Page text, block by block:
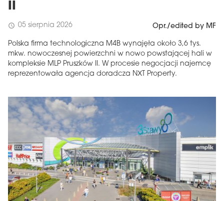
II
schedule 05 sierpnia 2026 Opr./edited by MF
Polska firma technologiczna M4B wynajęła około 3,6 tys.
mkw. nowoczesnej powierzchni w nowo powstającej hali w
kompleksie MLP Pruszków II. W procesie negocjacji najemcę
reprezentowała agencja doradcza NXT Property.